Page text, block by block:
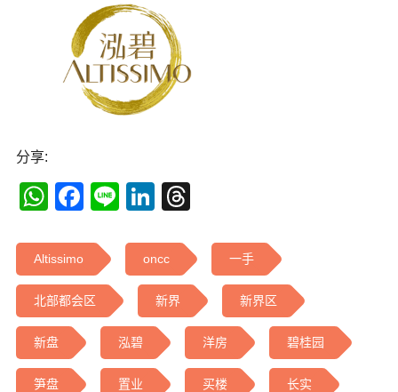
分享:
WhatsApp
Facebook
LineLinkedIn
Threads
Altissimo oncc 一手
北部都会区 新界 新界区
新盘 泓碧 洋房 碧桂园
笋盘 置业 买楼 长实